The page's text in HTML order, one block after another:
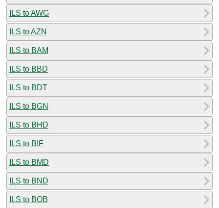
ILS to AWG
ILS to AZN
ILS to BAM
ILS to BBD
ILS to BDT
ILS to BGN
ILS to BHD
ILS to BIF
ILS to BMD
ILS to BND
ILS to BOB